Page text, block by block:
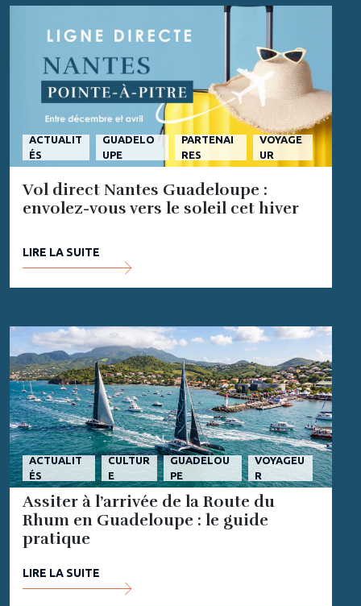
ACTUALIT
ÉS
GUADELO
UPE
PARTENAI
RES
VOYAGE
UR
Vol direct Nantes Guadeloupe :
envolez-vous vers le soleil cet hiver
LIRE LA SUITE
ACTUALIT
ÉS
CULTUR
E
GUADELOU
PE
VOYAGEU
R
Assiter à l’arrivée de la Route du
Rhum en Guadeloupe : le guide
pratique
LIRE LA SUITE